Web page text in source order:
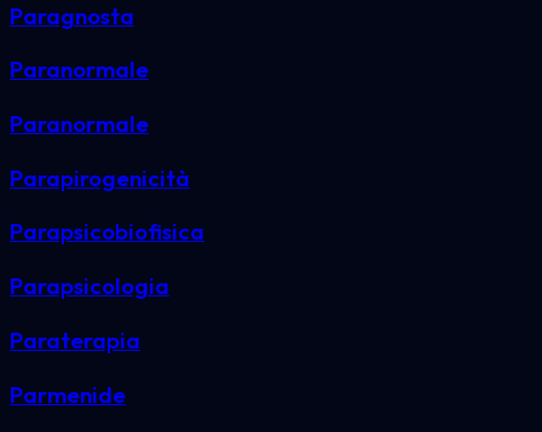
Paragnosta
Paranormale
Paranormale
Parapirogenicità
Parapsicobiofisica
Parapsicologia
Paraterapia
Parmenide